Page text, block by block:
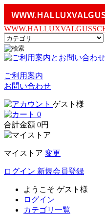
ご利用案内
お問い合わせ
ゲスト様
0
合計金額 0円
マイストア 変更
ログイン 新規会員登録
ようこそ ゲスト様
ログイン
カテゴリ一覧